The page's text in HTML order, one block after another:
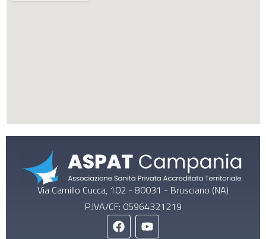
Via Camillo Cucca, 102 - 80031 - Brusciano (NA)
P.IVA/CF: 05964321219